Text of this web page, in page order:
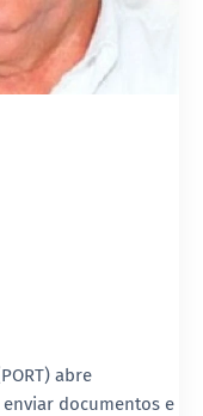
abre
documentos e